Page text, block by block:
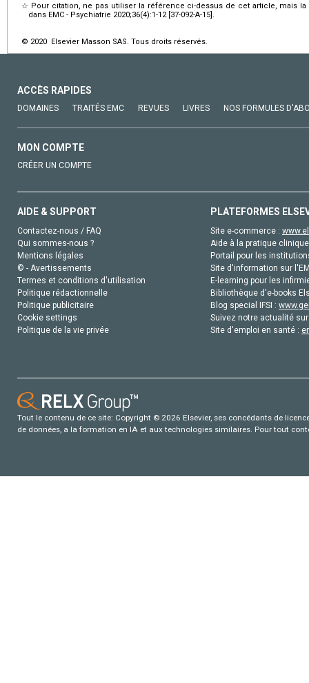
☆ Pour citation, ne pas utiliser la référence ci-dessus de cet article, mais
dans EMC - Psychiatrie 2020;36(4):1-12 [37-092-A-15].
© 2020 Elsevier Masson SAS. Tous droits réservés.
ACCÈS RAPIDES
DOMAINES TRAITÉS EMC REVUES LIVRES NOS FORMULES
MON COMPTE
CRÉER UN COMPTE
AIDE & SUPPORT
Contactez-nous / FAQ
Qui sommes-nous ?
Mentions légales
© - Avertissements
Termes et conditions d'utilisation
Politique rédactionnelle
Politique publicitaire
Cookie settings
Politique de la vie privée
PLATEFORMES
Site e-commerce :
Aide à la pratique
Portail pour les
Site d'information sur
E-learning pour les
Bibliothèque d'e-books
Blog special IFSI :
Suivez notre actualité
Site d'emploi en santé :
Tout le contenu de ce site: Copyright © 2026 Elsevier, ses concédants de
de données, a la formation en IA et aux technologies similaires. Pour tout